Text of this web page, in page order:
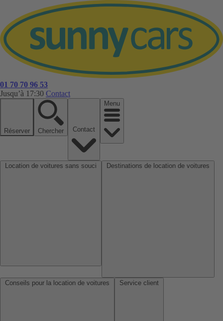
01 70 70 96 53
Jusqu’à 17:30 Contact
Réserver Chercher
Menu